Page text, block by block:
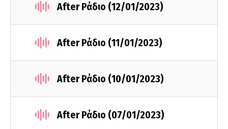
After Ράδιο (12/01/2023)
After Ράδιο (11/01/2023)
After Ράδιο (10/01/2023)
After Ράδιο (07/01/2023)